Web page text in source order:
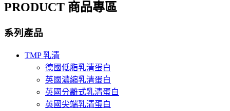
PRODUCT 商品專區
系列產品
TMP 乳清
德國低脂乳清蛋白
英國濃縮乳清蛋白
英國分離式乳清蛋白
英國尖端乳清蛋白